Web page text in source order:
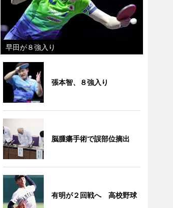
早田が８強入り
張本智、８強入り
脳腫瘍手術で誤部位摘出
有明が２回戦へ 高校野球